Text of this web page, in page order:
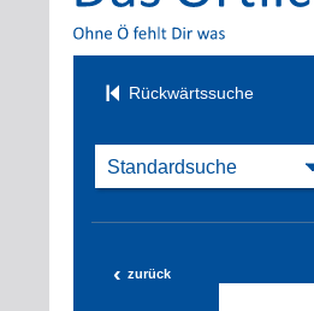
Rückwärtssuche
‹ zurück